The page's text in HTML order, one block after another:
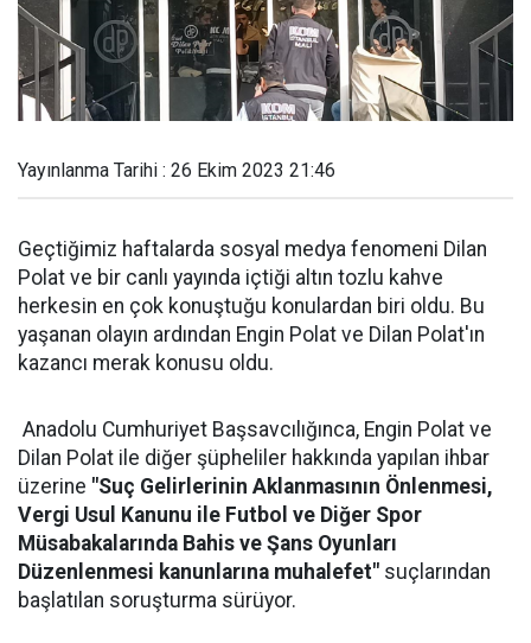
Yayınlanma Tarihi : 26 Ekim 2023 21:46
Geçtiğimiz haftalarda sosyal medya fenomeni Dilan
Polat ve bir canlı yayında içtiği altın tozlu kahve
herkesin en çok konuştuğu konulardan biri oldu. Bu
yaşanan olayın ardından Engin Polat ve Dilan Polat'ın
kazancı merak konusu oldu.
Anadolu Cumhuriyet Başsavcılığınca, Engin Polat ve
Dilan Polat ile diğer şüpheliler hakkında yapılan ihbar
üzerine "Suç Gelirlerinin Aklanmasının Önlenmesi,
Vergi Usul Kanunu ile Futbol ve Diğer Spor
Müsabakalarında Bahis ve Şans Oyunları
Düzenlenmesi kanunlarına muhalefet" suçlarından
başlatılan soruşturma sürüyor.